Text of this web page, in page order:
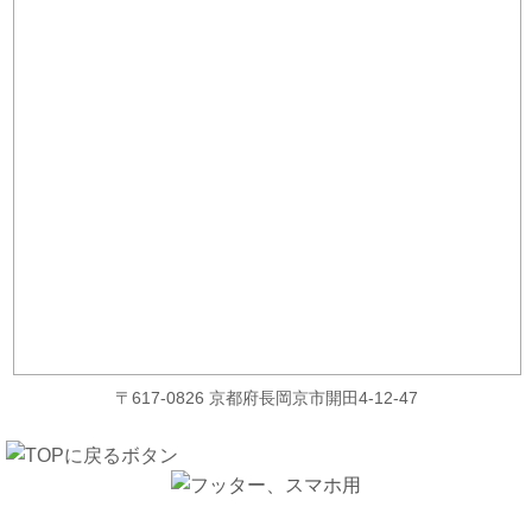
〒617-0826 京都府長岡京市開田4-12-47